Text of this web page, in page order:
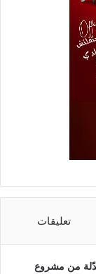
تعليقات
من مشروع